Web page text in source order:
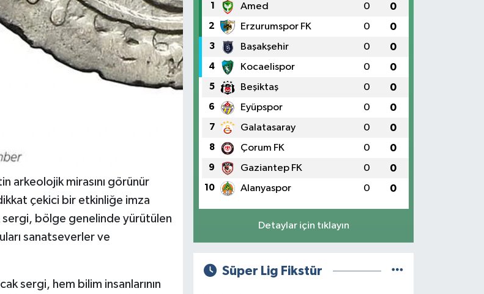
arkeolojik mirasını görünür
çekici bir etkinliğe imza
sergi, bölge genelinde yürütülen
sanatseverler ve
sergi, hem bilim insanlarının
1 Amed 0 0
2 Erzurumspor FK 0 0
3 Başakşehir 0 0
4 Kocaelispor 0 0
5 Beşiktaş 0 0
6 Eyüpspor 0 0
7 Galatasaray 0 0
8 Çorum FK 0 0
9 Gaziantep FK 0 0
10 Alanyaspor 0 0
Detaylar için tıklayın
Süper Lig Fikstür